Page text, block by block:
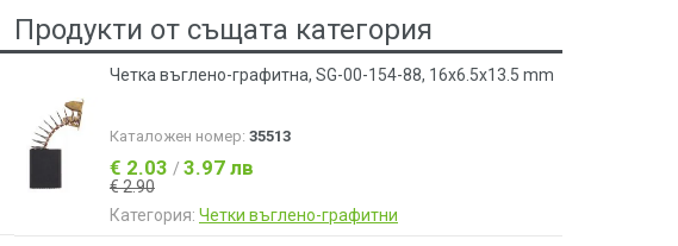
Продукти от същата категория
Четка въглено-графитна, SG-00-154-88, 16x6.5x13.5 mm
Каталожен номер: 35513
€ 2.03 / 3.97 лв
€ 2.90
Категория: Четки въглено-графитни